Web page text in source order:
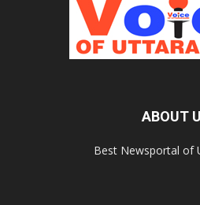
ABOUT
Best Newsportal of